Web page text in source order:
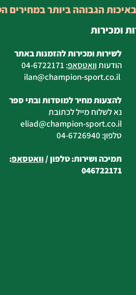
לשירות ומכירות להזמנות באתר
הודעותוואטסאפ:
04-6722171
ilan
@champion-sport.co.il
להצעות מחיר למוסדות ובתי ספר
נא לשלוח מייל לכתובת
eliad@champion-sport.co.il
טלפון: 04-6726940
תמיכה ושירות: טלפון /וואטסאפ:
046722171
ומכירות
הגבוהה ביותר